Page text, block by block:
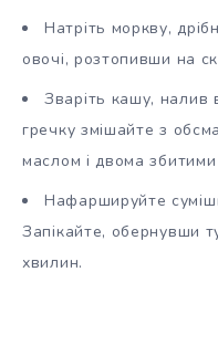
Натріть моркву,
овочі, розтопивши на
Зваріть кашу, налив
гречку змішайте з
маслом і двома
Нафаршируйте
Запікайте, обернувши
хвилин.